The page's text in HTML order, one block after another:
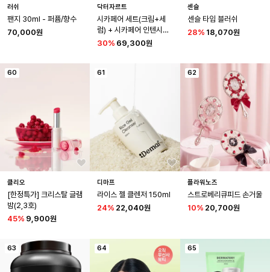
러쉬
팬지 30ml - 퍼퓸/향수
70,000원
닥터자르트
시카페어 세트(크림+세
럼) + 시카페어 인텐시브
리페어 젤 크림 7ml 5개
30% 69,300원
센슬
센슬 타임 블러쉬
28% 18,070원
60
클리오
[한정특가] 크리스탈 글램
밤(2,3호)
45% 9,900원
61
디마프
라이스 젤 클렌저 150ml
24% 22,040원
62
플라워노즈
스트로베리큐피드 손거울
10% 20,700원
63 64 65